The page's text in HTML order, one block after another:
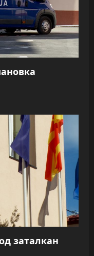
заталкан